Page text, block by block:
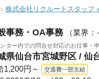
株式会社リクルートスタッフ
事務・OA事務 （業界
ター内での問合せ対応のお仕事・
県仙台市宮城野区 / 仙
1,200円～ 交通費一部支給